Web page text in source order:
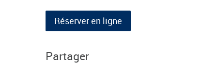
Réserver en ligne
Partager